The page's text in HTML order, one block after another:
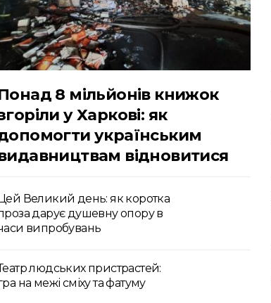
8 мільйонів книжок
у Харкові: як
українським
відновитися
Цей Великий день: як коротка
дарує душевну опору в
випробувань
людських пристрастей:
на межі сміху та фатуму